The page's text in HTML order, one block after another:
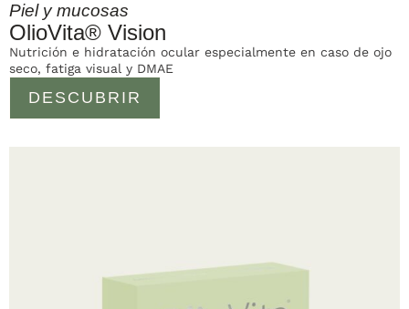
Piel y mucosas
OlioVita® Vision
DESCUBRIR
Nutrición e hidratación ocular especialmente en caso de ojo
seco, fatiga visual y DMAE